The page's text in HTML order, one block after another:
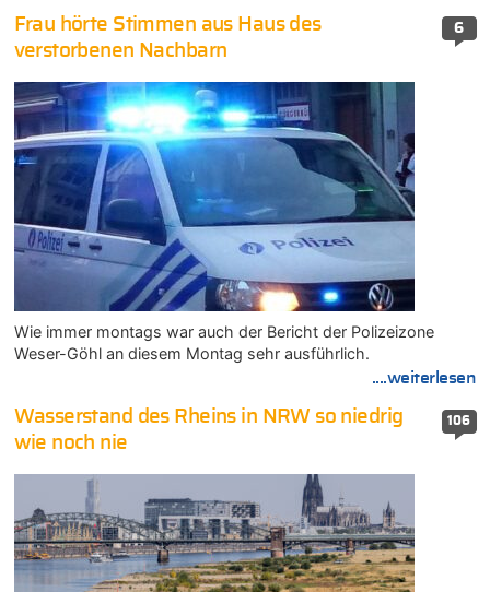
6
Frau hörte Stimmen aus Haus des
verstorbenen Nachbarn
Wie immer montags war auch der Bericht der Polizeizone
Weser-Göhl an diesem Montag sehr ausführlich.
....weiterlesen
106
Wasserstand des Rheins in NRW so niedrig
wie noch nie